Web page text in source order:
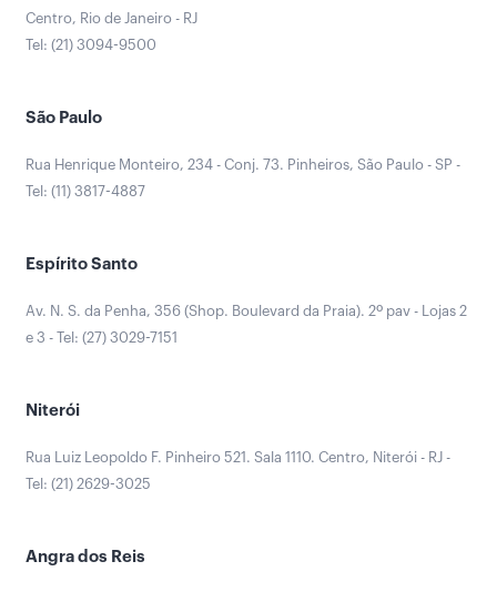
Centro, Rio de Janeiro - RJ
Tel: (21) 3094-9500
São Paulo
Rua Henrique Monteiro, 234 - Conj. 73. Pinheiros, São Paulo - SP -
Tel: (11) 3817-4887
Espírito Santo
Av. N. S. da Penha, 356 (Shop. Boulevard da Praia). 2º pav - Lojas 2
e 3 - Tel: (27) 3029-7151
Niterói
Rua Luiz Leopoldo F. Pinheiro 521. Sala 1110. Centro, Niterói - RJ -
Tel: (21) 2629-3025
Angra dos Reis